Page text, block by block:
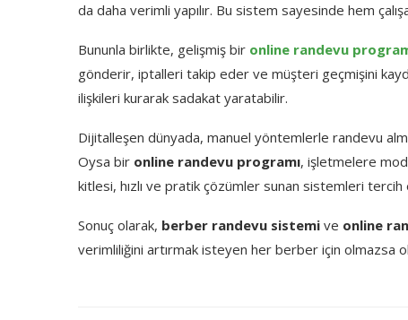
da daha verimli yapılır. Bu sistem sayesinde hem
Bununla birlikte, gelişmiş bir online randevu
gönderir, iptalleri takip eder ve müşteri geçmişini
ilişkileri kurarak sadakat yaratabilir.
Dijitalleşen dünyada, manuel yöntemlerle randevu
Oysa bir online randevu programı, işletmelere
kitlesi, hızlı ve pratik çözümler sunan sistemleri tercih
Sonuç olarak, berber randevu sistemi ve online
verimliliğini artırmak isteyen her berber için olmazsa